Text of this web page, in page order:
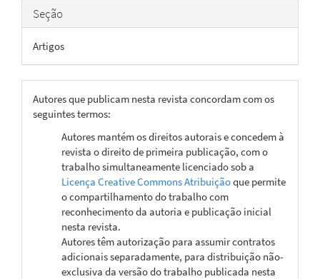
Seção
Artigos
Autores que publicam nesta revista concordam com os
seguintes termos:
Autores mantém os direitos autorais e concedem à
revista o direito de primeira publicação, com o
trabalho simultaneamente licenciado sob a
Licença Creative Commons Atribuiçãoque permite
o compartilhamento do trabalho com
reconhecimento da autoria e publicação inicial
nesta revista.
Autores têm autorização para assumir contratos
adicionais separadamente, para distribuição não-
exclusiva da versão do trabalho publicada nesta